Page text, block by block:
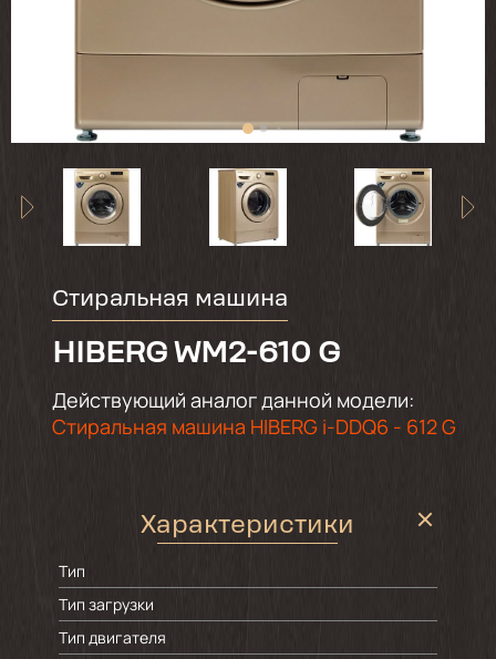
Стиральная машина
HIBERG WM2-610 G
Действующий аналог данной модели:
Стиральная машина HIBERG i-DDQ6 - 612 G
Характеристики
Тип
Тип загрузки
Тип двигателя